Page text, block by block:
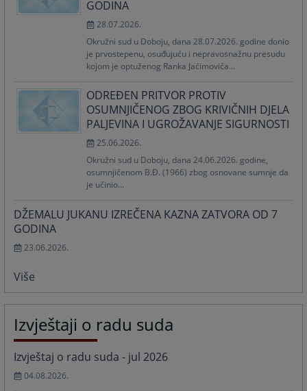
GODINA
28.07.2026.
Okružni sud u Doboju, dana 28.07.2026. godine donio
je prvostepenu, osuđujuću i nepravosnažnu presudu
kojom je optuženog Ranka Jaćimovića...
ODREĐEN PRITVOR PROTIV
OSUMNJIČENOG ZBOG KRIVIČNIH DJELA
PALJEVINA I UGROŽAVANJE SIGURNOSTI
25.06.2026.
Okružni sud u Doboju, dana 24.06.2026. godine,
osumnjičenom B.Đ. (1966) zbog osnovane sumnje da
je učinio...
DŽEMALU JUKANU IZREČENA KAZNA ZATVORA OD 7
GODINA
23.06.2026.
Više
Izvještaji o radu suda
Izvještaj o radu suda - jul 2026
04.08.2026.